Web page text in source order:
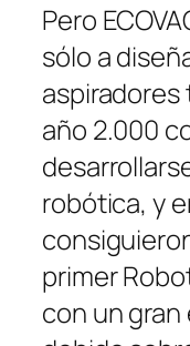
Pero
sólo a
aspiradores
año 2.000
robótica, y
primer
con un gran